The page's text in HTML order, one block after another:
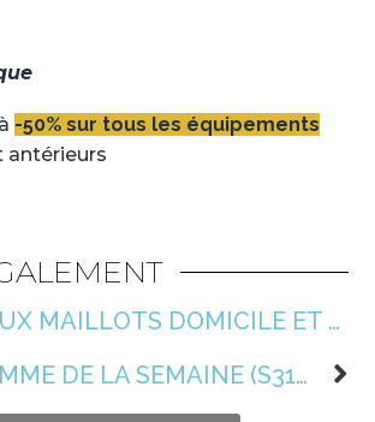
-50% sur tous les équipements
antérieurs
NOUVEAUX MAILLOTS DOMICILE ET EXTÉRIEUR 2025/2026 🐆
LE PROGRAMME DE LA SEMAINE (S31) 📆